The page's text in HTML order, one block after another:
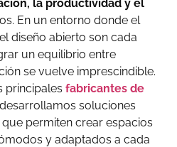
la productividad y el
En un entorno donde el
diseño abierto son cada
un equilibrio entre
se vuelve imprescindible.
principales fabricantes de
soluciones
permiten crear espacios
y adaptados a cada